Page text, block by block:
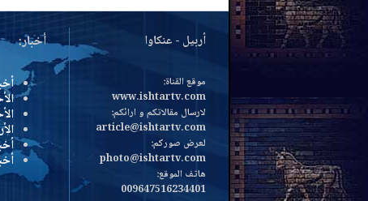
أربيل - عنكاوا
موقع القناة:
www.ishtartv.com
لارسال مقالاتكم و ارائكم:
article@ishtartv.com
لعرض صوركم:
photo@ishtartv.com
هاتف الموقع:
009647516234401
أخبار: